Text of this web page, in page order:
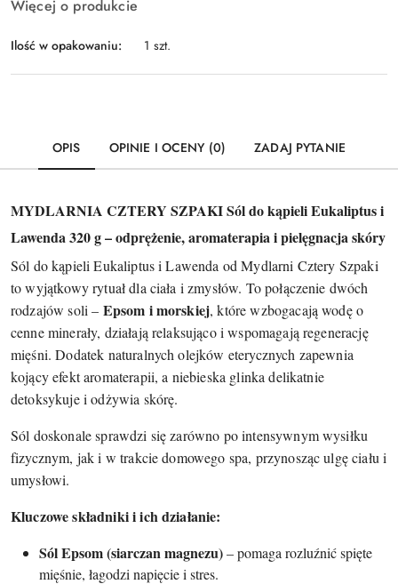
Więcej o produkcie
Ilość w opakowaniu: 1 szt.
OPIS OPINIE I OCENY (0) ZADAJ PYTANIE
MYDLARNIA CZTERY SZPAKI Sól do kąpieli Eukaliptus i
Lawenda 320 g – odprężenie, aromaterapia i pielęgnacja skóry
Sól do kąpieli Eukaliptus i Lawenda od Mydlarni Cztery Szpaki
to wyjątkowy rytuał dla ciała i zmysłów. To połączenie dwóch
rodzajów soli – Epsom i morskiej, które wzbogacają wodę o
cenne minerały, działają relaksująco i wspomagają regenerację
mięśni. Dodatek naturalnych olejków eterycznych zapewnia
kojący efekt aromaterapii, a niebieska glinka delikatnie
detoksykuje i odżywia skórę.
Sól doskonale sprawdzi się zarówno po intensywnym wysiłku
fizycznym, jak i w trakcie domowego spa, przynosząc ulgę ciału i
umysłowi.
Kluczowe składniki i ich działanie:
Sól Epsom (siarczan magnezu)– pomaga rozluźnić spięte
mięśnie, łagodzi napięcie i stres.